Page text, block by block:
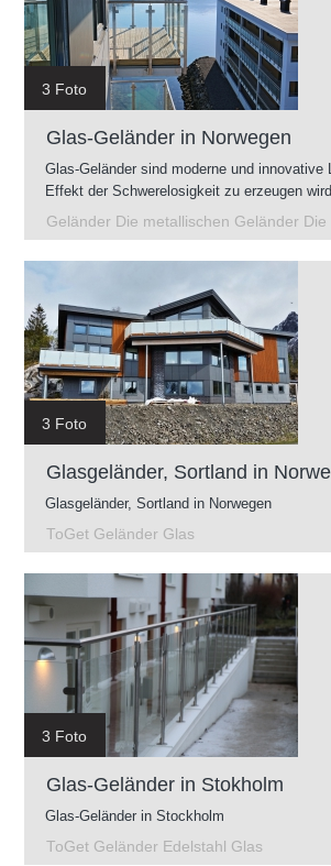
3 Foto
Glas-Geländer in Norwegen
Glas-Geländer sind moderne und innovative
Effekt der Schwerelosigkeit zu erzeugen wird.
Geländer Die metallischen Geländer Die
3 Foto
Glasgeländer, Sortland in
Glasgeländer, Sortland in Norwegen
ToGet Geländer Glas
3 Foto
Glas-Geländer in Stokholm
Glas-Geländer in Stockholm
ToGet Geländer Edelstahl Glas